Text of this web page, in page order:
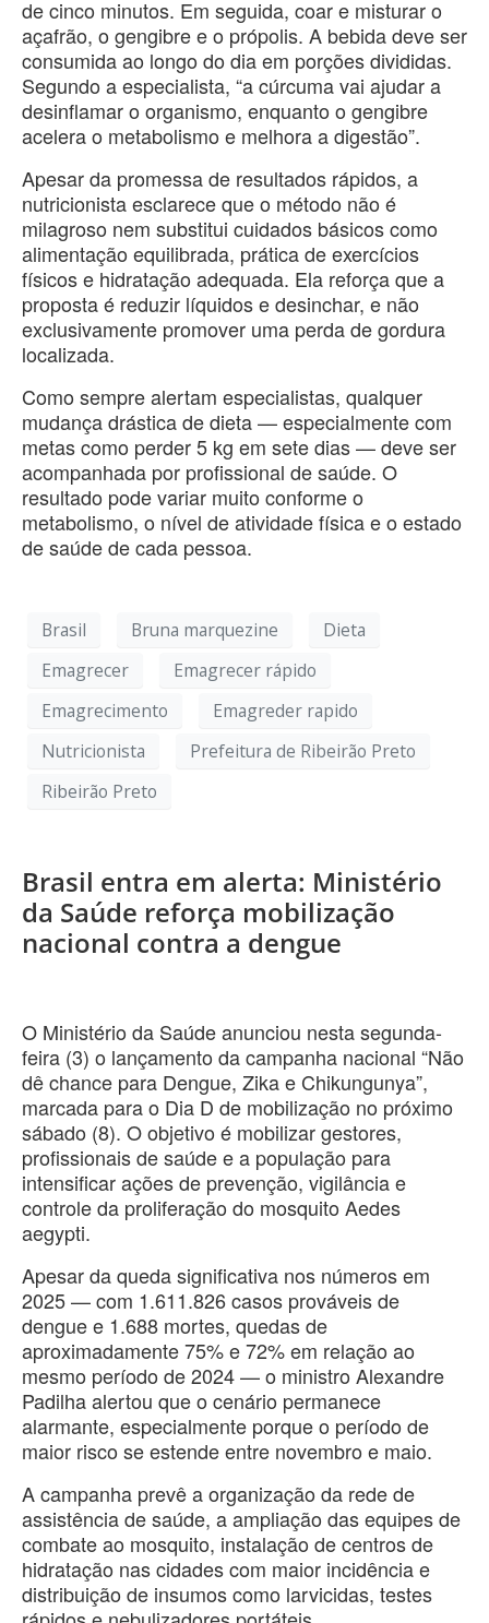
de cinco minutos. Em seguida, coar e misturar o
açafrão, o gengibre e o própolis. A bebida deve ser
consumida ao longo do dia em porções divididas.
Segundo a especialista, “a cúrcuma vai ajudar a
desinflamar o organismo, enquanto o gengibre
acelera o metabolismo e melhora a digestão”.
Apesar da promessa de resultados rápidos, a
nutricionista esclarece que o método não é
milagroso nem substitui cuidados básicos como
alimentação equilibrada, prática de exercícios
físicos e hidratação adequada. Ela reforça que a
proposta é reduzir líquidos e desinchar, e não
exclusivamente promover uma perda de gordura
localizada.
Como sempre alertam especialistas, qualquer
mudança drástica de dieta — especialmente com
metas como perder 5 kg em sete dias — deve ser
acompanhada por profissional de saúde. O
resultado pode variar muito conforme o
metabolismo, o nível de atividade física e o estado
de saúde de cada pessoa.
Brasil Bruna marquezine
Dieta
Emagrecer
Emagrecer rápido
Emagrecimento
Emagreder rapido
Nutricionista
Prefeitura de Ribeirão Preto
Ribeirão Preto
Brasil entra em alerta: Ministério
da Saúde reforça mobilização
nacional contra a dengue
O Ministério da Saúde anunciou nesta segunda-
feira (3) o lançamento da campanha nacional “Não
dê chance para Dengue, Zika e Chikungunya”,
marcada para o Dia D de mobilização no próximo
sábado (8). O objetivo é mobilizar gestores,
profissionais de saúde e a população para
intensificar ações de prevenção, vigilância e
controle da proliferação do mosquito Aedes
aegypti.
Apesar da queda significativa nos números em
2025 — com 1.611.826 casos prováveis de
dengue e 1.688 mortes, quedas de
aproximadamente 75% e 72% em relação ao
mesmo período de 2024 — o ministro Alexandre
Padilha alertou que o cenário permanece
alarmante, especialmente porque o período de
maior risco se estende entre novembro e maio.
A campanha prevê a organização da rede de
assistência de saúde, a ampliação das equipes de
combate ao mosquito, instalação de centros de
hidratação nas cidades com maior incidência e
distribuição de insumos como larvicidas, testes